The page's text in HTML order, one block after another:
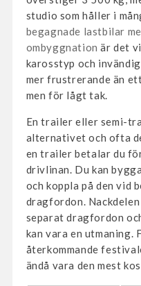
studio som håller i
begagnade lastbilar
ombyggnation är det
karosstyp och
mer frustrerande än
men för lågt tak.
En trailer eller semi-
alternativet och ofta
en trailer betalar du
drivlinan. Du kan
och koppla på den vid
dragfordon.
separat dragfordon
kan vara en utmaning.
återkommande
ändå vara den mest